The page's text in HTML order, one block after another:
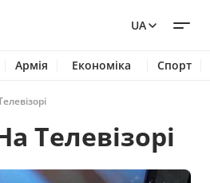
UA
Армія Економіка Спорт
Телевізорі